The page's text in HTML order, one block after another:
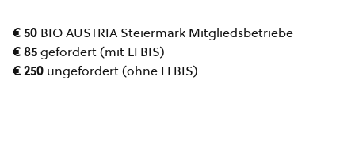
€ 50 BIO AUSTRIA Steiermark Mitgliedsbetriebe
€ 85gefördert (mit LFBIS)
€ 250 ungefördert (ohne LFBIS)